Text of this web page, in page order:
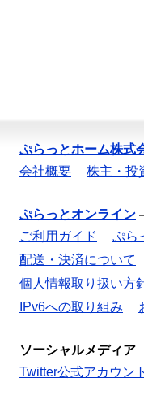
ぷらっとホーム株式
会社概要
株主・投
ぷらっとオンライン
ご利用ガイド
ぷら
配送・決済について
個人情報取り扱い方
IPv6への取り組み
ソーシャルメディア
Twitter公式アカウント